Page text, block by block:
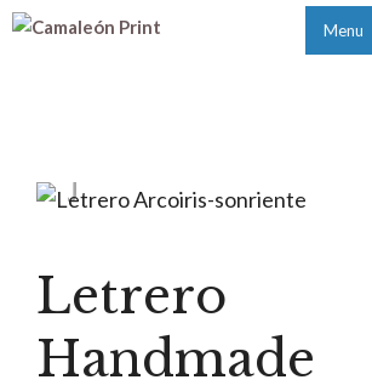
Saltar
Menu
Letrero
Handmade